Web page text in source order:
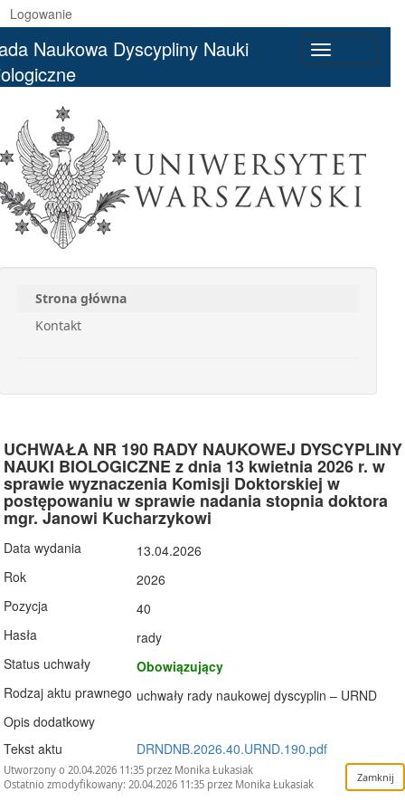
Logowanie
navigation
Naukowa Dyscypliny Nauki
Strona główna
Kontakt
UCHWAŁA NR 190 RADY NAUKOWEJ DYSCYPLINY
NAUKI BIOLOGICZNE z dnia 13 kwietnia 2026 r. w
sprawie wyznaczenia Komisji Doktorskiej w
postępowaniu w sprawie nadania stopnia doktora
mgr. Janowi Kucharzykowi
Data wydania
13.04.2026
Rok
2026
Pozycja
40
Hasła
rady
Status uchwały
Obowiązujący
Rodzaj aktu prawnego uchwały rady naukowej dyscyplin – URND
Opis dodatkowy
Tekst aktu
DRNDNB.2026.40.URND.190.pdf
Utworzony o 20.04.2026 11:35 przez Monika Łukasiak
Ostatnio zmodyfikowany: 20.04.2026 11:35 przez Monika Łukasiak